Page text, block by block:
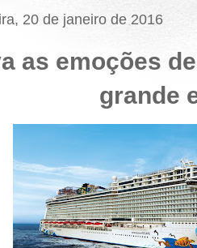
20 de janeiro de 2016
as emoções
grande